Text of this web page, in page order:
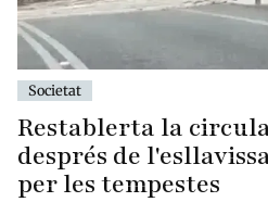
Societat
Restablerta la
després de
per les tempestes